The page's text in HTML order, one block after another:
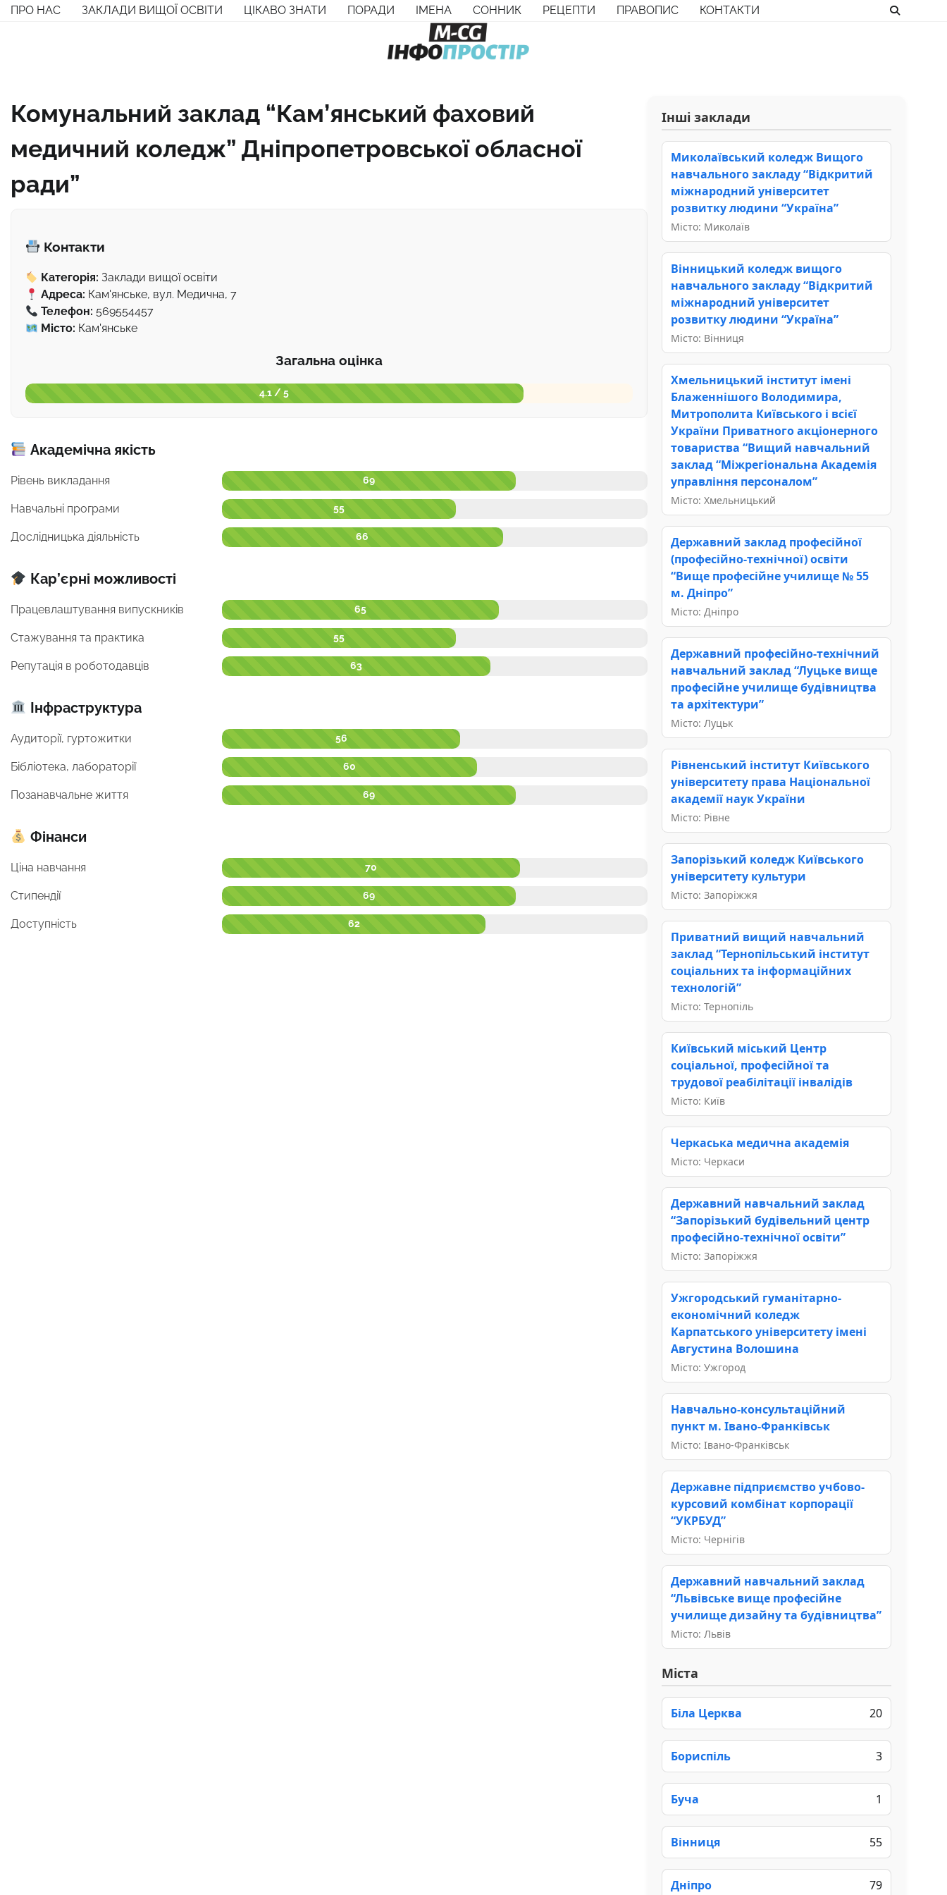
Перейти
ПРО НАС ЗАКЛАДИ ВИЩОЇ ОСВІТИ ЦІКАВО ЗНАТИ ПОРАДИ ІМЕНА СОННИК РЕЦЕПТИ ПРАВОПИС КОНТАКТИ
Комунальний заклад “Кам’янський фаховий
медичний коледж” Дніпропетровської обласної
ради”
Контакти
Категорія: Заклади вищої освіти
Адреса: Кам'янське, вул. Медична, 7
Телефон: 569554457
Місто: Кам'янське
Загальна оцінка
4.1 / 5
Академічна якість
Рівень викладання 69
Навчальні програми 55
Дослідницька діяльність 66
Кар’єрні можливості
Працевлаштування випускників 65
Стажування та практика 55
Репутація в роботодавців 63
Інфраструктура
Аудиторії, гуртожитки 56
Бібліотека, лабораторії 60
Позанавчальне життя 69
Фінанси
Ціна навчання 70
Стипендії 69
Доступність 62
Інші заклади
Миколаївський коледж Вищого
навчального закладу “Відкритий
міжнародний університет
розвитку людини “Україна”
Місто: Миколаїв
Вінницький коледж вищого
навчального закладу “Відкритий
міжнародний університет
розвитку людини “Україна”
Місто: Вінниця
Хмельницький інститут імені
Блаженнішого Володимира,
Митрополита Київського і всієї
України Приватного акціонерного
товариства “Вищий навчальний
заклад “Міжрегіональна Академія
управління персоналом”
Місто: Хмельницький
Державний заклад професійної
(професійно-технічної) освіти
“Вище професійне училище № 55
м. Дніпро”
Місто: Дніпро
Державний професійно-технічний
навчальний заклад “Луцьке вище
професійне училище будівництва
та архітектури”
Місто: Луцьк
Рівненський інститут Київського
університету права Національної
академії наук України
Місто: Рівне
Запорізький коледж Київського
університету культури
Місто: Запоріжжя
Приватний вищий навчальний
заклад “Тернопільський інститут
соціальних та інформаційних
технологій”
Місто: Тернопіль
Київський міський Центр
соціальної, професійної та
трудової реабілітації інвалідів
Місто: Київ
Черкаська медична академія
Місто: Черкаси
Державний навчальний заклад
“Запорізький будівельний центр
професійно-технічної освіти”
Місто: Запоріжжя
Ужгородський гуманітарно-
економічний коледж
Карпатського університету імені
Августина Волошина
Місто: Ужгород
Навчально-консультаційний
пункт м. Івано-Франківськ
Місто: Івано-Франківськ
Державне підприємство учбово-
курсовий комбінат корпорації
“УКРБУД”
Місто: Чернігів
Державний навчальний заклад
“Львівське вище професійне
училище дизайну та будівництва”
Місто: Львів
Міста
Біла Церква 20
Бориспіль 3
Буча 1
Вінниця 55
Дніпро 79